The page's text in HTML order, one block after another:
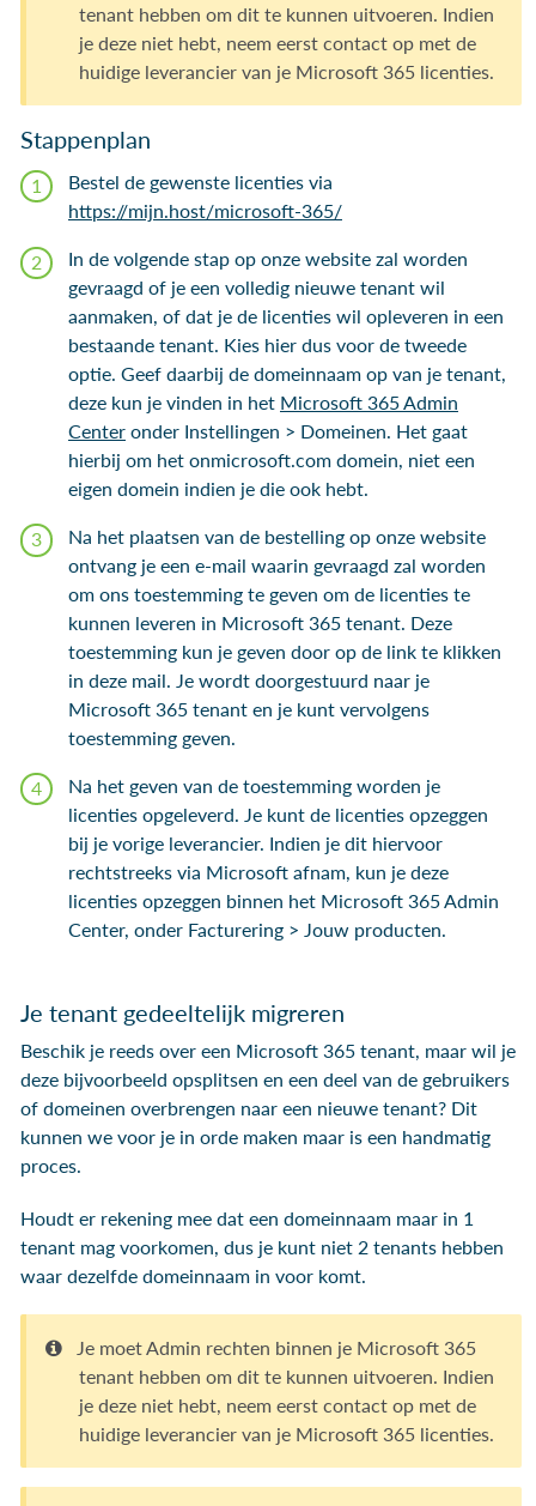
tenant hebben om dit te kunnen uitvoeren. Indien
je deze niet hebt, neem eerst contact op met de
huidige leverancier van je Microsoft 365 licenties.
Stappenplan
Bestel de gewenste licenties via
https://mijn.host/microsoft-365/
In de volgende stap op onze website zal worden
gevraagd of je een volledig nieuwe tenant wil
aanmaken, of dat je de licenties wil opleveren in een
bestaande tenant. Kies hier dus voor de tweede
optie. Geef daarbij de domeinnaam op van je tenant,
deze kun je vinden in het Microsoft 365 Admin
Center onder Instellingen > Domeinen. Het gaat
hierbij om het onmicrosoft.com domein, niet een
eigen domein indien je die ook hebt.
Na het plaatsen van de bestelling op onze website
ontvang je een e-mail waarin gevraagd zal worden
om ons toestemming te geven om de licenties te
kunnen leveren in Microsoft 365 tenant. Deze
toestemming kun je geven door op de link te klikken
in deze mail. Je wordt doorgestuurd naar je
Microsoft 365 tenant en je kunt vervolgens
toestemming geven.
Na het geven van de toestemming worden je
licenties opgeleverd. Je kunt de licenties opzeggen
bij je vorige leverancier. Indien je dit hiervoor
rechtstreeks via Microsoft afnam, kun je deze
licenties opzeggen binnen het Microsoft 365 Admin
Center, onder Facturering > Jouw producten.
Je tenant gedeeltelijk migreren
Beschik je reeds over een Microsoft 365 tenant, maar wil je
deze bijvoorbeeld opsplitsen en een deel van de gebruikers
of domeinen overbrengen naar een nieuwe tenant? Dit
kunnen we voor je in orde maken maar is een handmatig
proces.
Houdt er rekening mee dat een domeinnaam maar in 1
tenant mag voorkomen, dus je kunt niet 2 tenants hebben
waar dezelfde domeinnaam in voor komt.
Je moet Admin rechten binnen je Microsoft 365
tenant hebben om dit te kunnen uitvoeren. Indien
je deze niet hebt, neem eerst contact op met de
huidige leverancier van je Microsoft 365 licenties.